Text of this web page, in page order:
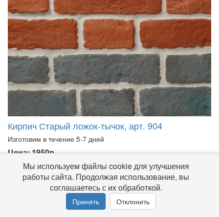
Кирпич Старый ложок-тычок, арт. 904
Изготовим в течение 5-7 дней
Цена: 1950р
Мы используем файлы cookie для улучшения
работы сайта. Продолжая использование, вы
соглашаетесь с их обработкой.
Принять Отклонить